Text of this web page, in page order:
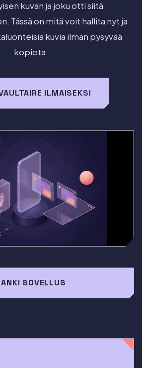
kuvan ja joku otti siitä
Tässä on mitä voit hallita nyt ja
kuvia ilman pysyvää
kopiota.
ILMAISEKSI
SOVELLUS